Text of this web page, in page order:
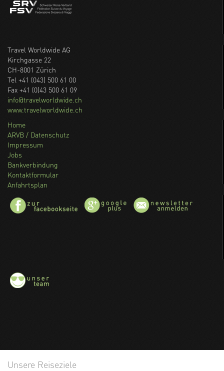
Travel Worldwide AG
Kirchgasse 22
CH-8001 Zürich
Tel +41 (043) 500 61 00
Fax +41 (0)43 500 61 09
info@travelworldwide.ch
www.travelworldwide.ch
Home
ARVB / Datenschutz
Impressum
Jobs
Bankverbindung
Kontaktformular
Anfahrtsplan
Unsere Reiseziele